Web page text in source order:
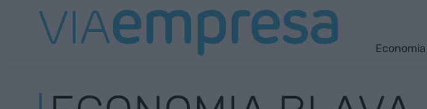
Economia